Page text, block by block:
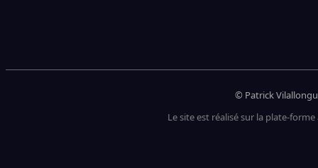
© Patrick
Le site est réalisé sur la plate-